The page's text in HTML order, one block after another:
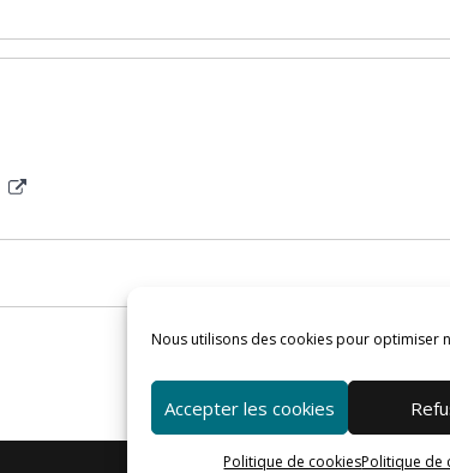
Nous utilisons des cookies pour optimiser
Accepter les cookies
Politique de cookiesPolitique de